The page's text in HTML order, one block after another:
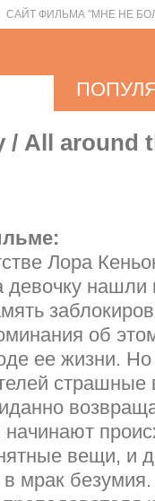
САЙТ ФИЛЬМА "МНЕ НЕ
/ All around
Лора
девочку
об
ее жизни.
страшные
вещи, и
мрак